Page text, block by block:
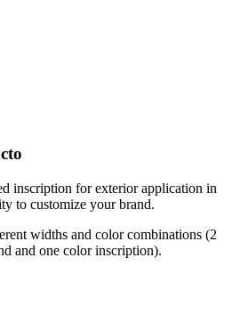
inscription for exterior application in
to customize your brand.
widths and color combinations (2
and one color inscription).